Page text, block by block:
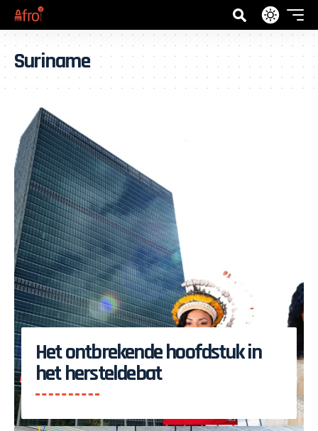
Suriname
Het ontbrekende hoofdstuk in
het hersteldebat